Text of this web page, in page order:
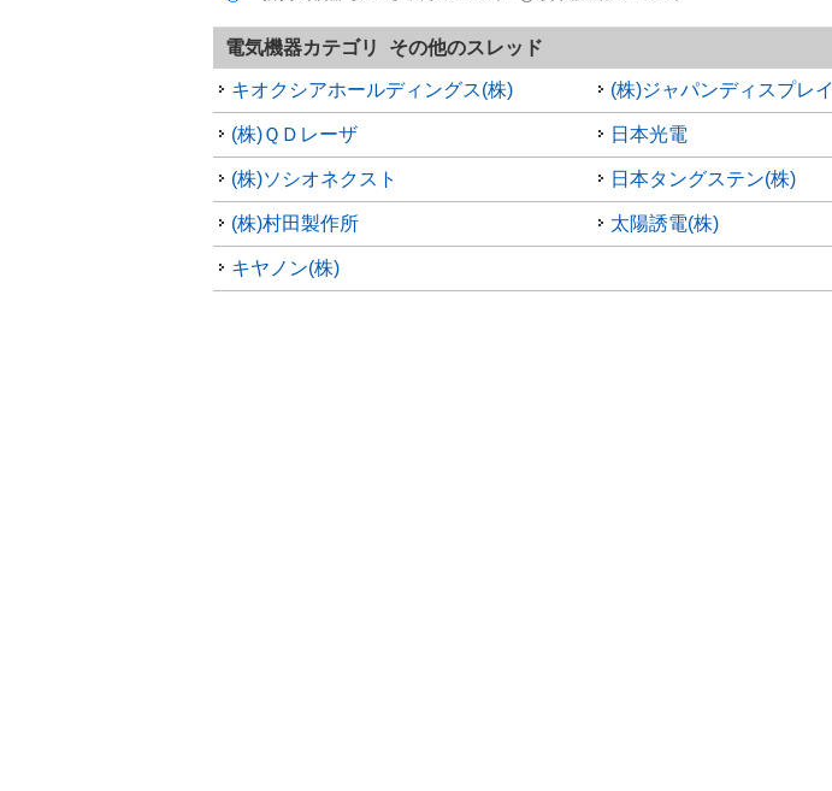
電気機器カテゴリ その他のスレッド
キオクシアホールディングス(株) (株)ジャパンディスプレイ
(株)ＱＤレーザ 日本光電
(株)ソシオネクスト 日本タングステン(株)
(株)村田製作所 太陽誘電(株)
キヤノン(株)